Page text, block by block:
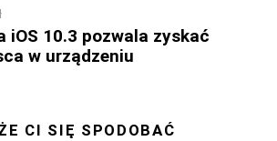
iOS 10.3 pozwala zyskać
w urządzeniu
CI SIĘ SPODOBAĆ